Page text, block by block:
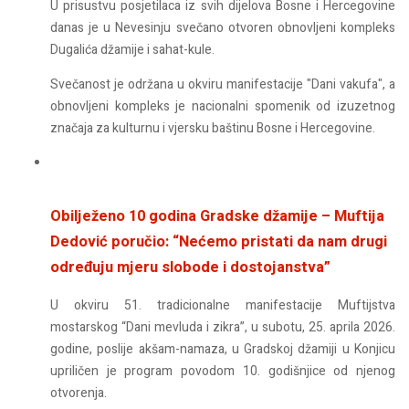
U prisustvu posjetilaca iz svih dijelova Bosne i Hercegovine
danas je u Nevesinju svečano otvoren obnovljeni kompleks
Dugalića džamije i sahat-kule.
Svečanost je održana u okviru manifestacije "Dani vakufa", a
obnovljeni kompleks je nacionalni spomenik od izuzetnog
značaja za kulturnu i vjersku baštinu Bosne i Hercegovine.
Obilježeno 10 godina Gradske džamije – Muftija
Dedović poručio: “Nećemo pristati da nam drugi
određuju mjeru slobode i dostojanstva”
U okviru 51. tradicionalne manifestacije Muftijstva
mostarskog “Dani mevluda i zikra”, u subotu, 25. aprila 2026.
godine, poslije akšam-namaza, u Gradskoj džamiji u Konjicu
upriličen je program povodom 10. godišnjice od njenog
otvorenja.